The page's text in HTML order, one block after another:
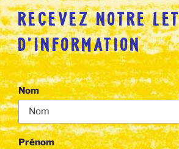
RECEVEZ NOTRE
D’INFORMATION
Nom
Prénom